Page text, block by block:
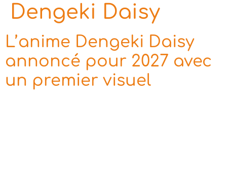
Dengeki Daisy
L’anime Dengeki Daisy
annoncé pour 2027 avec
un premier visuel